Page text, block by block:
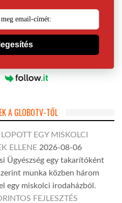
A GLOBOTV-TŐL
EGY MISKOLCI
ELLENE 2026-08-06
Ügyészség egy takarítóként
munka közben három
egy miskolci irodaházból.
FEJLESZTÉS